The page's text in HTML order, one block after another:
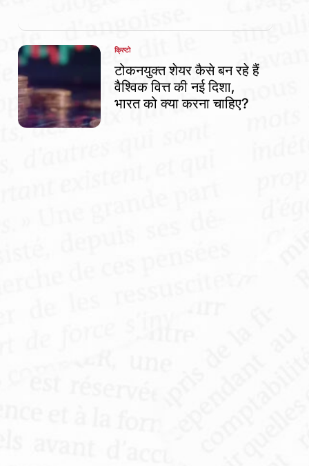
POSTED
IN
क्रिप्टो
टोकनयुक्त शेयर कैसे बन रहे हैं
वैश्विक वित्त की नई दिशा,
भारत को क्या करना चाहिए?